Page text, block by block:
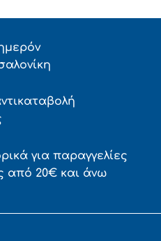
για παραγγελίες
από 20€ και άνω